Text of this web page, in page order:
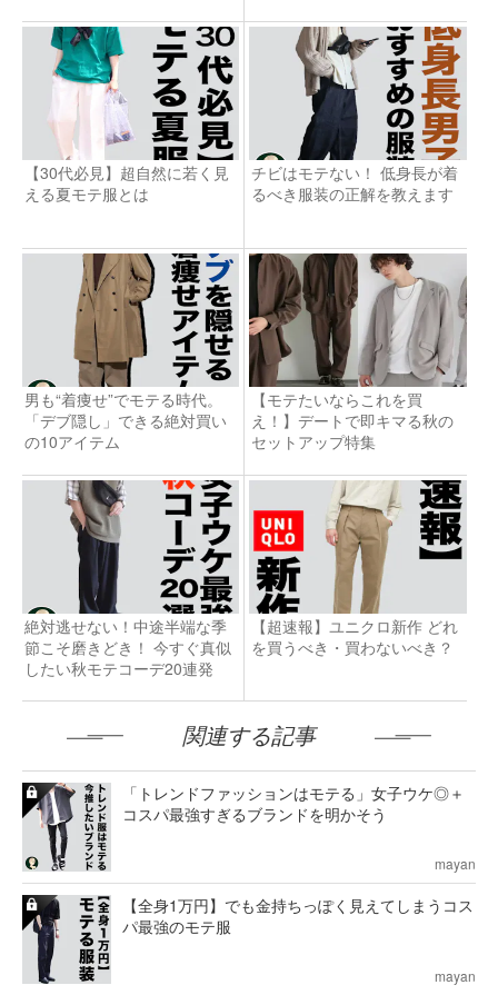
【30代必見】超自然に若く見
える夏モテ服とは
チビはモテない！ 低身長が着
るべき服装の正解を教えます
男も“着痩せ”でモテる時代。
「デブ隠し」できる絶対買い
の10アイテム
【モテたいならこれを買
え！】デートで即キマる秋の
セットアップ特集
絶対逃せない！中途半端な季
節こそ磨きどき！ 今すぐ真似
したい秋モテコーデ20連発
【超速報】ユニクロ新作 どれ
を買うべき・買わないべき？
関連する記事
「トレンドファッションはモテる」女子ウケ◎＋
コスパ最強すぎるブランドを明かそう
mayan
【全身1万円】でも金持ちっぽく見えてしまうコス
パ最強のモテ服
mayan